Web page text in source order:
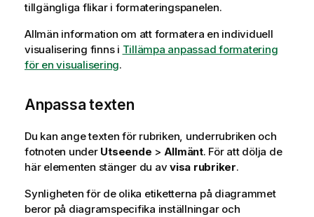
tillgängliga flikar i formateringspanelen.
Allmän information om att formatera en individuell
visualisering finns i Tillämpa anpassad formatering
för en visualisering.
Anpassa texten
Du kan ange texten för rubriken, underrubriken och
fotnoten under Utseende > Allmänt. För att dölja de
här elementen stänger du avvisa rubriker.
Synligheten för de olika etiketterna på diagrammet
beror på diagramspecifika inställningar och